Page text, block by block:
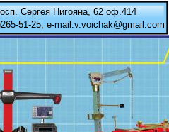
Сергея Нигояна, 62 оф.414
51-25; e-mail:v.voichak@gmail.com